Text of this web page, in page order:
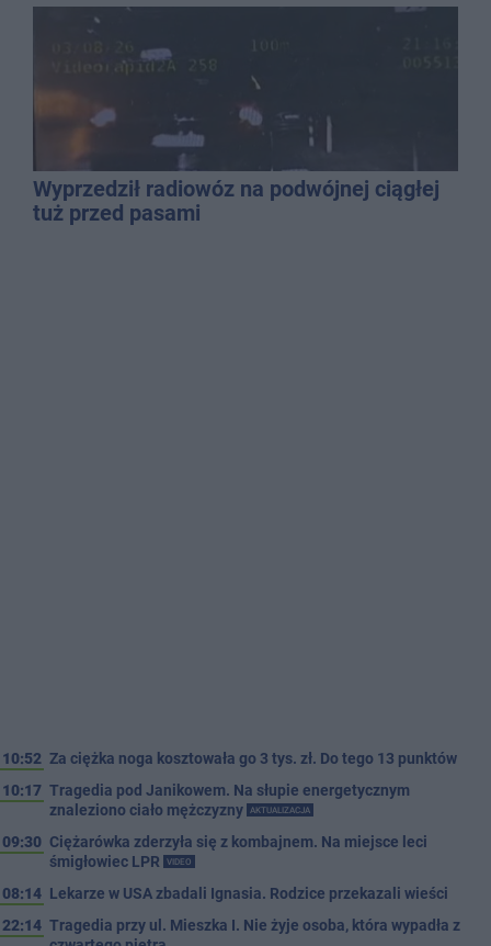
mężczyzny
Wyprzedził radiowóz na podwójnej ciągłej
tuż przed pasami
10:52 Za ciężka noga kosztowała go 3 tys. zł. Do tego 13 punktów
10:17 Tragedia pod Janikowem. Na słupie energetycznym
znaleziono ciało mężczyzny
AKTUALIZACJA
09:30 Ciężarówka zderzyła się z kombajnem. Na miejsce leci
śmigłowiec LPR
VIDEO
08:14 Lekarze w USA zbadali Ignasia. Rodzice przekazali wieści
22:14 Tragedia przy ul. Mieszka I. Nie żyje osoba, która wypadła z